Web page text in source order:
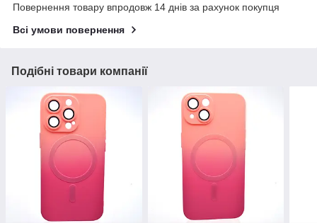
Повернення товару впродовж 14 днів за рахунок покупця
Всі умови повернення
Подібні товари компанії